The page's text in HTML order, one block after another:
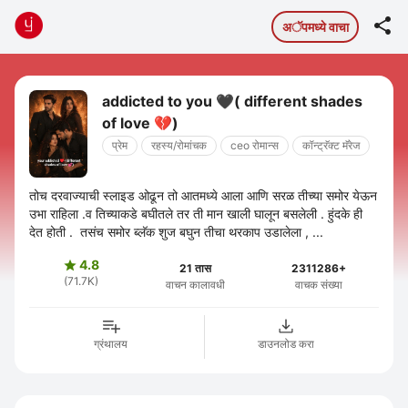
अॅपमध्ये वाचा 
addicted to you 🖤( different shades
of love 💔)
प्रेम रहस्य/रोमांचक ceo रोमान्स कॉन्ट्रॅक्ट मॅरेज
तोच दरवाज्याची स्लाइड ओढून तो आतमध्ये आला आणि सरळ तीच्या समोर येऊन
उभा राहिला .व तिच्याकडे बघीतले तर ती मान खाली घालून बसलेली . हुंदके ही
देत होती . तसंच समोर ब्लॅक शुज बघुन तीचा थरकाप उडालेला , ...
4.8
(71.7K)
21 तास
वाचन कालावधी
2311286+
वाचक संख्या
ग्रंथालय डाउनलोड करा